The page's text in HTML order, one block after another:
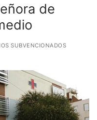
de
SUBVENCIONADOS